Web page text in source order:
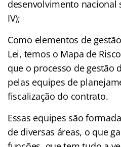
desenvolvimento nacional
IV);
Como elementos de
Lei, temos o Mapa de
que o processo de gestão
pelas equipes de
fiscalização do contrato.
Essas equipes são
de diversas áreas, o que